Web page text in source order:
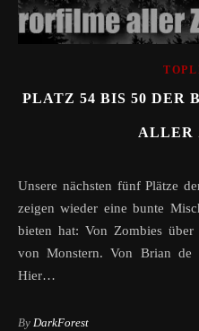
PLATZ 54 BIS 50 DER
ALLER
Unsere nächsten fünf Plätze der besten Horrorfilme aller Zeiten
zeigen wieder eine bunte
bieten hat: Von Zombies
von Monstern. Von Brian de
Hier…
By DarkForest